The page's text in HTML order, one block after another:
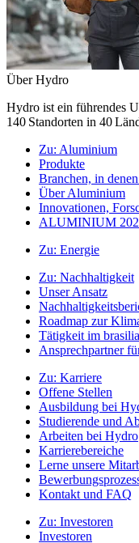
Über Hydro
Hydro ist ein führendes
140 Standorten in 40
Zu: Aluminium
Produkte
Branchen, in
Über Aluminium
Innovationen,
ALUMINIUM
Zu: Energie
Zu: Nachhaltigkeit
Unser Ansatz
Roadmap zur
Tätigkeit im
Ansprechpartner
Zu: Karriere
Offene Stellen
Ausbildung bei
Studierende und
Arbeiten bei Hydro
Karrierebereiche
Lerne unsere
Kontakt und FAQ
Zu: Investoren
Investoren